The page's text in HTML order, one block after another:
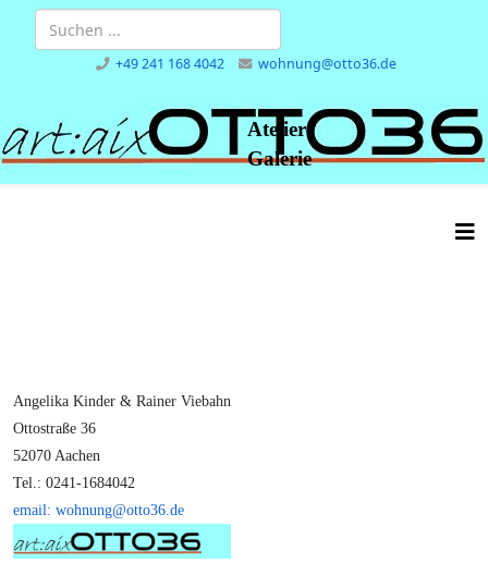
+49 241 168 4042 wohnung@otto36.de
Atelier
Galerie
Angelika Kinder & Rainer Viebahn
Ottostraße 36
52070 Aachen
Tel.: 0241-1684042
email: wohnung@otto36.de